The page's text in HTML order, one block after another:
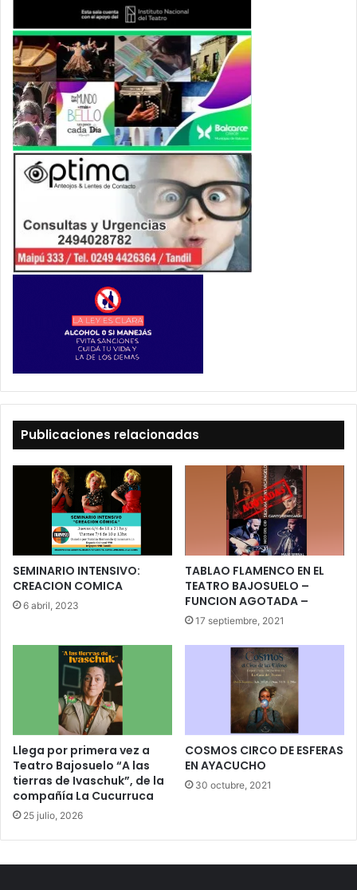
Publicaciones relacionadas
SEMINARIO INTENSIVO:
CREACION COMICA
6 abril, 2023
TABLAO FLAMENCO EN EL
TEATRO BAJOSUELO –
FUNCION AGOTADA –
17 septiembre, 2021
Llega por primera vez a
Teatro Bajosuelo “A las
tierras de Ivaschuk”, de la
compañía La Cucurruca
25 julio, 2026
COSMOS CIRCO DE ESFERAS
EN AYACUCHO
30 octubre, 2021